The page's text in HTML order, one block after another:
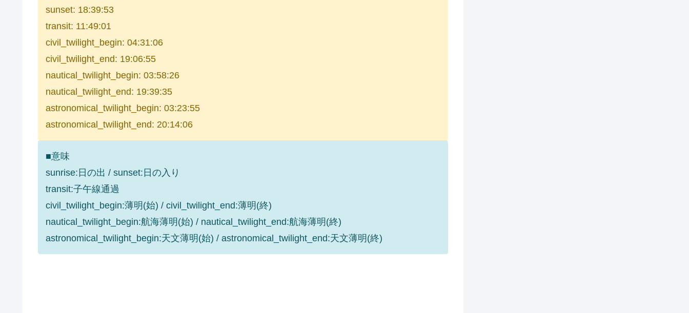
sunset: 18:39:53
transit: 11:49:01
civil_twilight_begin: 04:31:06
civil_twilight_end: 19:06:55
nautical_twilight_begin: 03:58:26
nautical_twilight_end: 19:39:35
astronomical_twilight_begin: 03:23:55
astronomical_twilight_end: 20:14:06
■意味
sunrise:日の出 / sunset:日の入り
transit:子午線通過
civil_twilight_begin:薄明(始) / civil_twilight_end:薄明(終)
nautical_twilight_begin:航海薄明(始) / nautical_twilight_end:航海薄明(終)
astronomical_twilight_begin:天文薄明(始) / astronomical_twilight_end:天文薄明(終)